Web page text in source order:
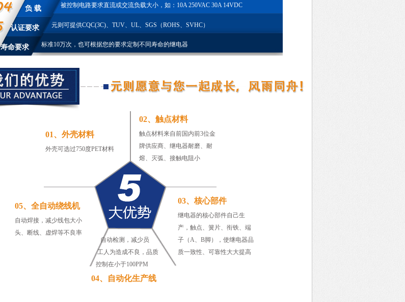
负 载 被控制电路要求直流或交流负载大小，如：10A 250VAC 30A 14VDC
认证要求 元则可提供CQC(3C)、TUV、UL、SGS（ROHS、SVHC）
寿命要求 标准10万次，也可根据您的要求定制不同寿命的继电器
01、外壳材料
外壳可选过750度PET材料
02、触点材料
触点材料来自前国内前3位金
牌供应商、继电器耐磨、耐
熔、灭弧、接触电阻小
05、全自动绕线机
自动焊接，减少线包大小
头、断线、虚焊等不良率
自动检测，减少员
工人为造成不良，品质
控制在小于100PPM
04、自动化生产线
03、核心部件
继电器的核心部件自己生
产，触点、簧片、衔铁、端
子（A、B脚），使继电器品
质一致性、可靠性大大提高